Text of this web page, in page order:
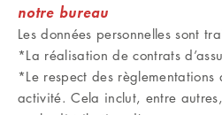
notre bureau
Les données personnelles sont
*La réalisation de contrats
*Le respect des
activité. Cela inclut, entre